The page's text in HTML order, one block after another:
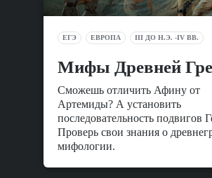
ЕГЭ ЕВРОПА III ДО Н.Э. -IV ВВ.
Мифы Древней
Сможешь отличить Афину от
Артемиды? А установить
последовательность подвигов
Проверь свои знания о
мифологии.